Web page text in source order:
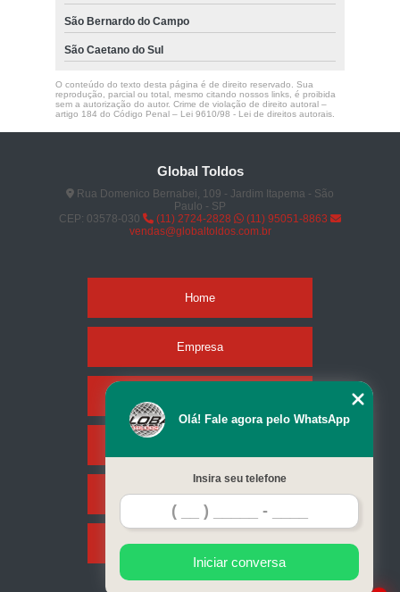
São Bernardo do Campo
São Caetano do Sul
O conteúdo do texto desta página é de direito reservado. Sua
reprodução, parcial ou total, mesmo citando nossos links, é proibida
sem a autorização do autor. Crime de violação de direito autoral –
artigo 184 do Código Penal – Lei 9610/98 - Lei de direitos autorais.
Global Toldos
Rua Domenico Bernabei, 109 - Jardim Itapema - São
Paulo - SP
CEP: 03578-030
(11) 2724-2828
(11) 95051-8863
vendas@globaltoldos.com.br
Home
Empresa
Contato
Mapa do site
Olá! Fale agora pelo WhatsApp
Insira seu telefone
Iniciar conversa